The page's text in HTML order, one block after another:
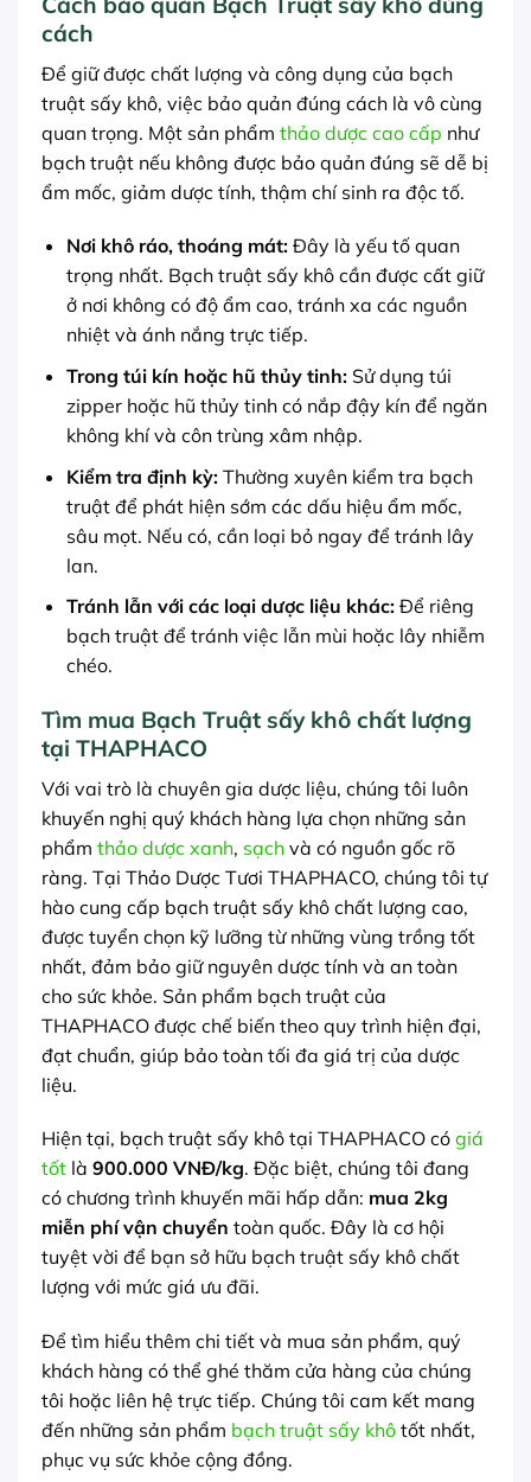
cách
Để giữ được chất lượng và công dụng của bạch
truật sấy khô, việc bảo quản đúng cách là vô cùng
quan trọng. Một sản phẩm thảo dược cao cấp như
bạch truật nếu không được bảo quản đúng sẽ dễ bị
ẩm mốc, giảm dược tính, thậm chí sinh ra độc tố.
Nơi khô ráo, thoáng mát:Đây là yếu tố quan
trọng nhất. Bạch truật sấy khô cần được cất giữ
ở nơi không có độ ẩm cao, tránh xa các nguồn
nhiệt và ánh nắng trực tiếp.
Trong túi kín hoặc hũ thủy tinh:Sử dụng túi
zipper hoặc hũ thủy tinh có nắp đậy kín để ngăn
không khí và côn trùng xâm nhập.
Kiểm tra định kỳ:Thường xuyên kiểm tra bạch
truật để phát hiện sớm các dấu hiệu ẩm mốc,
sâu mọt. Nếu có, cần loại bỏ ngay để tránh lây
lan.
Tránh lẫn với các loại dược liệu khác:Để riêng
bạch truật để tránh việc lẫn mùi hoặc lây nhiễm
chéo.
Tìm mua Bạch Truật sấy khô chất lượng
tại THAPHACO
Với vai trò là chuyên gia dược liệu, chúng tôi luôn
khuyến nghị quý khách hàng lựa chọn những sản
phẩm thảo dược xanh, sạch và có nguồn gốc rõ
ràng. Tại Thảo Dược Tươi THAPHACO, chúng tôi tự
hào cung cấp bạch truật sấy khô chất lượng cao,
được tuyển chọn kỹ lưỡng từ những vùng trồng tốt
nhất, đảm bảo giữ nguyên dược tính và an toàn
cho sức khỏe. Sản phẩm bạch truật của
THAPHACO được chế biến theo quy trình hiện đại,
đạt chuẩn, giúp bảo toàn tối đa giá trị của dược
liệu.
Hiện tại, bạch truật sấy khô tại THAPHACO có giá
tốt là 900.000 VNĐ/kg. Đặc biệt, chúng tôi đang
có chương trình khuyến mãi hấp dẫn: mua 2kg
miễn phí vận chuyển toàn quốc. Đây là cơ hội
tuyệt vời để bạn sở hữu bạch truật sấy khô chất
lượng với mức giá ưu đãi.
Để tìm hiểu thêm chi tiết và mua sản phẩm, quý
khách hàng có thể ghé thăm cửa hàng của chúng
tôi hoặc liên hệ trực tiếp. Chúng tôi cam kết mang
đến những sản phẩm bạch truật sấy khô tốt nhất,
phục vụ sức khỏe cộng đồng.